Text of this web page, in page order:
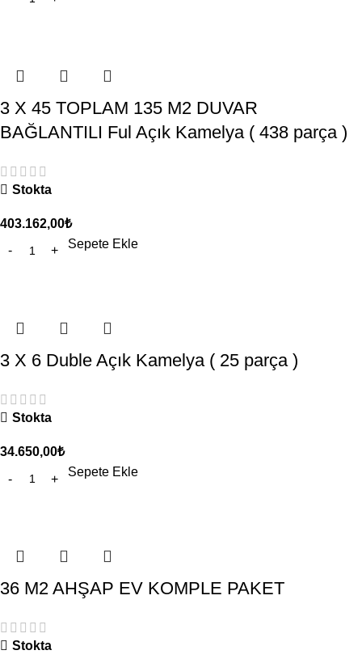
3 X 45 TOPLAM 135 M2 DUVAR
BAĞLANTILI Ful Açık Kamelya ( 438 parça )
Stokta
403.162,00₺
Sepete Ekle
3 X 6 Duble Açık Kamelya ( 25 parça )
Stokta
34.650,00₺
Sepete Ekle
36 M2 AHŞAP EV KOMPLE PAKET
Stokta